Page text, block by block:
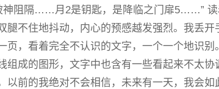
阻隔……月2是钥匙，是降临之门扉5……” 读
腿不住地抖动，内心的预感越发强烈。我丢开
页，看着完全不认识的文字，一个一个地识别
组成的图形，文字中也含有一些看起来不太协
以前的我绝对不会相信，未来有一天，我会如